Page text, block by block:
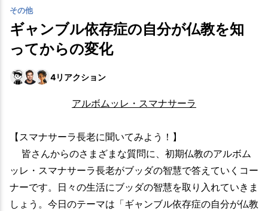
その他
ギャンブル依存症の自分が仏教を知
ってからの変化
4リアクション
アルボムッレ・スマナサーラ
【スマナサーラ長老に聞いてみよう！】
皆さんからのさまざまな質問に、初期仏教のアルボム
ッレ・スマナサーラ長老がブッダの智慧で答えていくコー
ナーです。日々の生活にブッダの智慧を取り入れていきま
しょう。今日のテーマは「ギャンブル依存症の自分が仏教